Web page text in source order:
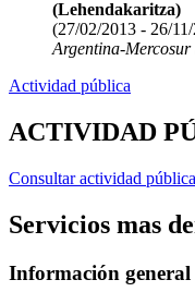
(Lehendakaritza)
(27/02/2013 - 26/
Argentina-
Actividad pública
ACTIVIDAD
Consultar actividad
Servicios mas
Información general